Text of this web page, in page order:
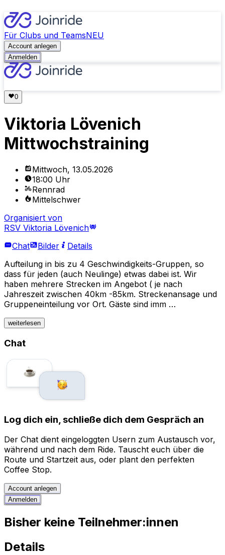
Für Clubs und TeamsNEU
Account anlegen
Anmelden
Viktoria Lövenich
Mittwochstraining
Mittwoch, 13.05.2026
18:00 Uhr
Rennrad
Mittelschwer
Organisiert von
RSV Viktoria Lövenich
Chat
Bilder
Details
Aufteilung in bis zu 4 Geschwindigkeits-Gruppen, so
dass für jeden (auch Neulinge) etwas dabei ist. Wir
haben mehrere Strecken im Angebot ( je nach
Jahreszeit zwischen 40km -85km. Streckenansage und
Gruppeneinteilung vor Ort. Gäste sind imm …
weiterlesen
Chat
Log dich ein, schließe dich dem Gespräch an
Der Chat dient eingeloggten Usern zum Austausch vor,
während und nach dem Ride. Tauscht euch über die
Route und Startzeit aus, oder plant den perfekten
Coffee Stop.
Account anlegen
Anmelden
Bisher keine Teilnehmer:innen
Details